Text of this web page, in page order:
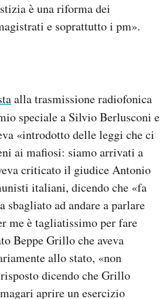
è una riforma dei
e soprattutto i pm».
alla trasmissione radiofonica
speciale a Silvio Berlusconi e
«introdotto delle leggi che ci
ai mafiosi: siamo arrivati a
criticato il giudice Antonio
italiani, dicendo che «fa
ad andare a parlare
me è tagliatissimo per fare
Beppe Grillo che aveva
allo stato, «non
dicendo che Grillo
aprire un esercizio